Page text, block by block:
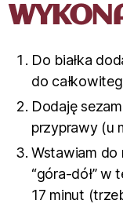
Do białka
do
Dodaję
przyprawy (u
Wstawiam do
“góra-dół” w
17 minut